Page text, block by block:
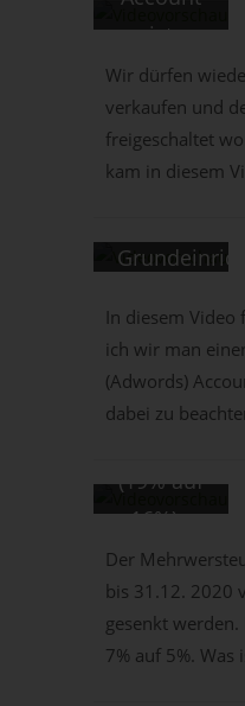
ist
wieder
- Geht
der Vlog
Wir dürfen
verkaufen und
freigeschaltet
kam in diesem
tricoma
Vlog 0-
100 #7:
Google
Accounts
- Jetzt
starten
In diesem Video
ich wir man
(Adwords)
dabei zu
tricoma
#013:
der
(19% auf
16%) -
Was ist
im ERP
System
zu
Der
bis 31.12. 2020
gesenkt
7% auf 5%. Was
Vlog 0-
Der